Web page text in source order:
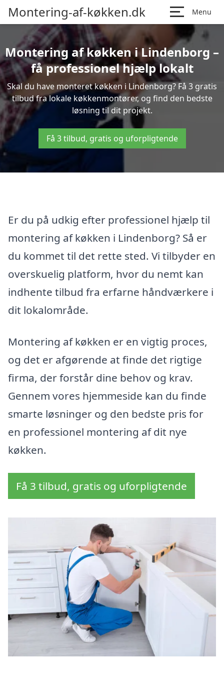
Montering-af-køkken.dk Menu
Montering af køkken i Lindenborg –
få professionel hjælp lokalt
Skal du have monteret køkken i Lindenborg? Få 3 gratis
tilbud fra lokale køkkenmontører, og find den bedste
løsning til dit projekt.
Få 3 tilbud, gratis og uforpligtende
Er du på udkig efter professionel hjælp til
montering af køkken i Lindenborg? Så er
du kommet til det rette sted. Vi tilbyder en
overskuelig platform, hvor du nemt kan
indhente tilbud fra erfarne håndværkere i
dit lokalområde.
Montering af køkken er en vigtig proces,
og det er afgørende at finde det rigtige
firma, der forstår dine behov og krav.
Gennem vores hjemmeside kan du finde
smarte løsninger og den bedste pris for
en professionel montering af dit nye
køkken.
Få 3 tilbud, gratis og uforpligtende